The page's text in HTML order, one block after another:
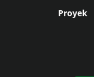
Proyek